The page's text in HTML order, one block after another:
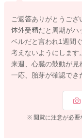
妊治療で週数のズレが
育していないケースも
ママさんとしてはご
命生きているお子さん
ご返答ありがとうござ
体外受精だと周期がハ
ベルだと言われ1週間
考えないようにします。
来週、心臓の鼓動が見
一応、胎芽が確認でき
※ 閲覧に注意が必要